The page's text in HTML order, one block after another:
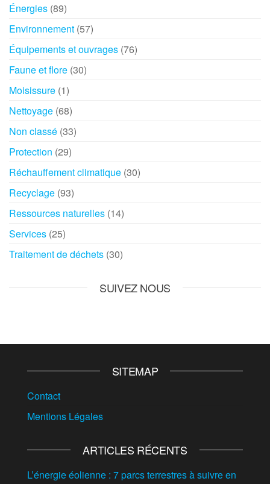
Énergies (89)
Environnement (57)
Équipements et ouvrages (76)
Faune et flore (30)
Moisissure (1)
Nettoyage (68)
Non classé (33)
Protection (29)
Réchauffement climatique (30)
Recyclage (93)
Ressources naturelles (14)
Services (25)
Traitement de déchets (30)
SUIVEZ NOUS
SITEMAP
Contact
Mentions Légales
ARTICLES RÉCENTS
L’énergie éolienne : 7 parcs terrestres à suivre en